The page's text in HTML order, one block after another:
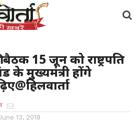
15 जून को राष्ट्रपति
के मुख्यमंत्री होंगे
13, 2019